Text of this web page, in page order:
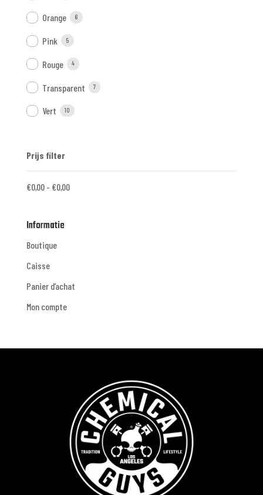
Orange 6
Pink 5
Rouge 4
Transparent 7
Vert 10
Prijs filter
€0,00- €0,00
Informatie
Boutique
Caisse
Panier d’achat
Mon compte